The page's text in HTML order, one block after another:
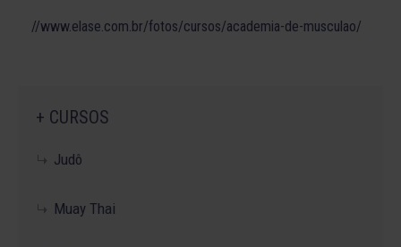
//www.elase.com.br/fotos/cursos/academia-de-musculao/
+ CURSOS
Judô
Muay Thai